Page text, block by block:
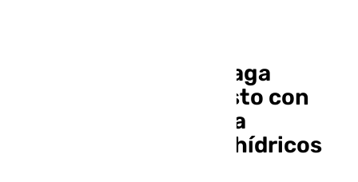
La Diputación de Málaga
aprueba el presupuesto con
casi 100 millones para
movilidad y recursos hídricos